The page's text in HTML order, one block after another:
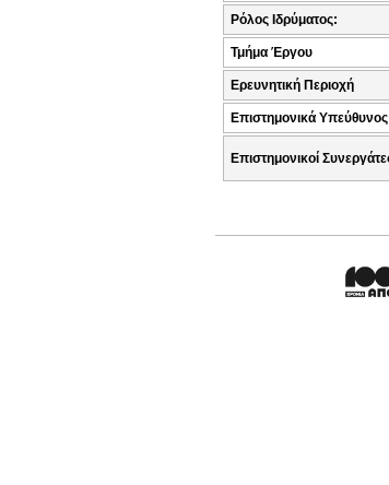
Ρόλος Ιδρύματος:
Τμήμα Έργου
Ερευνητική Περιοχή
Επιστημονικά Υπεύθυνος
Επιστημονικοί